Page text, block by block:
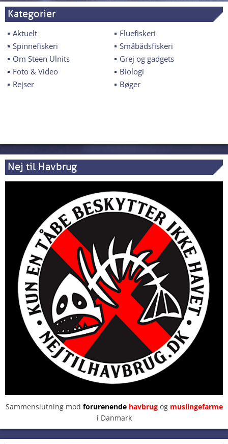
Kategorier
Aktuelt
Fluefiskeri
Spinnefiskeri
Småbådsfiskeri
Om Steen Ulnits
Grej og gadgets
Foto & Video
Biologi
Rejser
Bøger
Nej til Havbrug
Sammenslutning mod forurenendehavbrugog muslingefarme
i Danmark